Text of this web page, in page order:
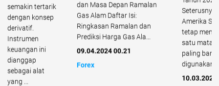
semakin tertarik
dengan konsep
derivatif.
Instrumen
keuangan ini
dianggap
sebagai alat
yang ...
dan Masa Depan Ramalan
Gas Alam Daftar Isi:
Ringkasan Ramalan dan
Prediksi Harga Gas Ala...
09.04.2024 00.21
Forex
Seterusnya
Amerika
tetap
satu mata
paling
digunakan
10.03.2024